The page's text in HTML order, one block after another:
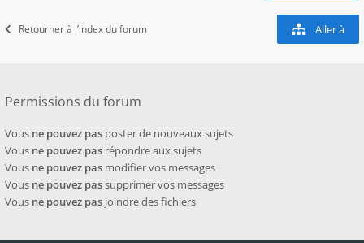
Retourner à l’index du forum Aller à
Permissions du forum
Vous ne pouvez pas poster de nouveaux sujets
Vous ne pouvez pas répondre aux sujets
Vous ne pouvez pas modifier vos messages
Vous ne pouvez passupprimer vos messages
Vous ne pouvez pas joindre des fichiers